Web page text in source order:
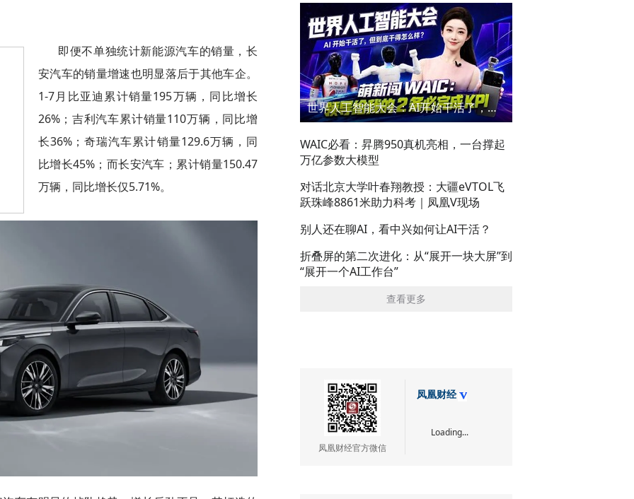
即便不单独统计新能源汽车的销量，长
安汽车的销量增速也明显落后于其他车企。
1-7月比亚迪累计销量195万辆，同比增长
26%；吉利汽车累计销量110万辆，同比增
长36%；奇瑞汽车累计销量129.6万辆，同
比增长45%；而长安汽车；累计销量150.47
万辆，同比增长仅5.71%。
世界人工智能大会：AI开始干活了，但到底干的怎么样？萌新闯WAIC
WAIC必看：昇腾950真机亮相，一台撑起
万亿参数大模型
对话北京大学叶春翔教授：大疆eVTOL飞
跃珠峰8861米助力科考｜凤凰V现场
别人还在聊AI，看中兴如何让AI干活？
折叠屏的第二次进化：从“展开一块大屏”到
“展开一个AI工作台”
查看更多
凤凰财经官方微信
凤凰财经
Loading...